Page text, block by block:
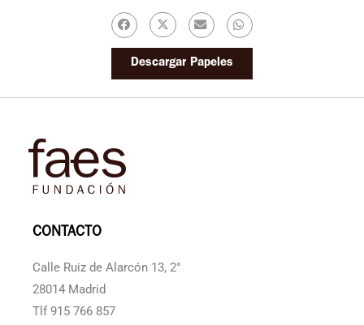
Descargar Papeles
CONTACTO
Calle Ruiz de Alarcón 13, 2°
28014 Madrid
Tlf 915 766 857